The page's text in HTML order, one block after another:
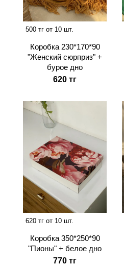
500 тг от 10 шт.
Коробка 230*170*90
"Женский сюрприз" +
бурое дно
620 тг
620 тг от 10 шт.
Коробка 350*250*90
"Пионы" + белое дно
770 тг